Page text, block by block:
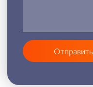
Отправить